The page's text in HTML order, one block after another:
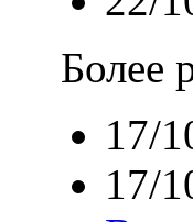
Более
17/
17/